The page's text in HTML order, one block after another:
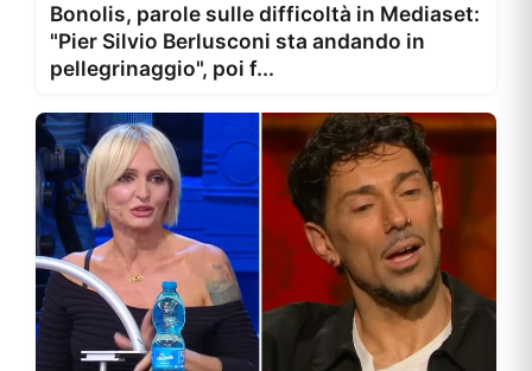
Bonolis, parole sulle difficoltà in Mediaset:
"Pier Silvio Berlusconi sta andando in
pellegrinaggio", poi f...